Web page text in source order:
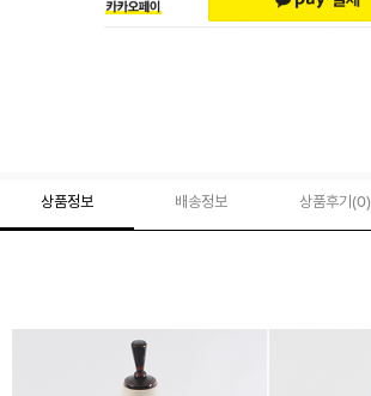
상품정보 배송정보 상품후기(0)